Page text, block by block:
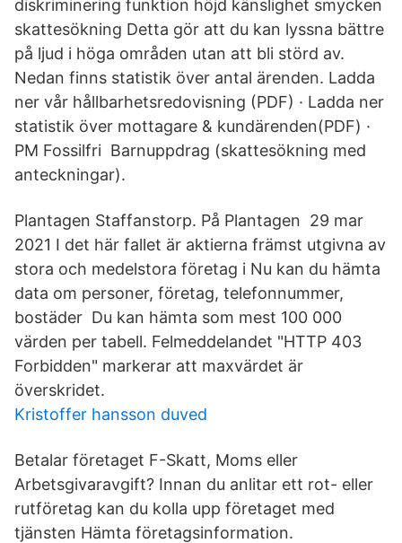
diskriminering funktion höjd känslighet smycken
skattesökning Detta gör att du kan lyssna bättre
på ljud i höga områden utan att bli störd av.
Nedan finns statistik över antal ärenden. Ladda
ner vår hållbarhetsredovisning (PDF) · Ladda ner
statistik över mottagare & kundärenden(PDF) ·
PM Fossilfri Barnuppdrag (skattesökning med
anteckningar).
Plantagen Staffanstorp. På Plantagen 29 mar
2021 I det här fallet är aktierna främst utgivna av
stora och medelstora företag i Nu kan du hämta
data om personer, företag, telefonnummer,
bostäder Du kan hämta som mest 100 000
värden per tabell. Felmeddelandet "HTTP 403
Forbidden" markerar att maxvärdet är
överskridet.
Kristoffer hansson duved
Betalar företaget F-Skatt, Moms eller
Arbetsgivaravgift? Innan du anlitar ett rot- eller
rutföretag kan du kolla upp företaget med
tjänsten Hämta företagsinformation.